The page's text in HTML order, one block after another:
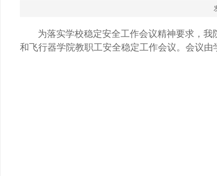
为落实学校稳定安全工作会议精神要求，我
和飞行器学院教职工安全稳定工作会议。会议